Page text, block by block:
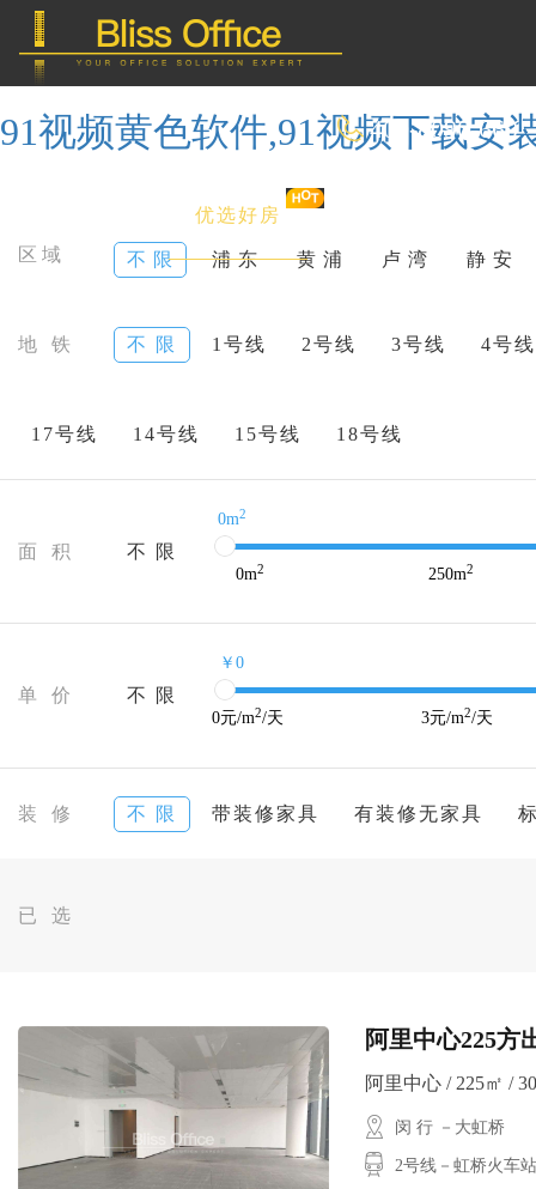
91视频黄色软件,91视频下载安
400-8090-660
优选好房
区域 不 限 浦 东 黄 浦 卢 湾 静 安
地 铁 不 限 1号线 2号线 3号线 4号线
17号线 14号线 15号线 18号线
面 积 不 限
0m2
0m2 250m2
单 价 不 限
￥0
0元/m2/天 3元/m2/天
装 修 不 限 带装修家具 有装修无家具
已 选
阿里中心225方
阿里中心 / 225㎡ / 30
闵 行 －大虹桥
2号线－虹桥火车站